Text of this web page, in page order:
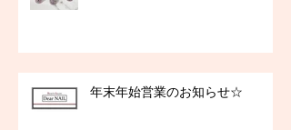
年末年始営業のお知らせ☆